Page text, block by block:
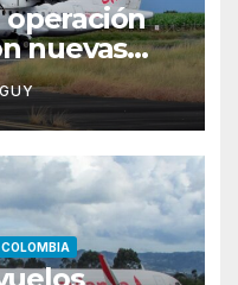
operación
nuevas
y Tolú
COLOMBIA